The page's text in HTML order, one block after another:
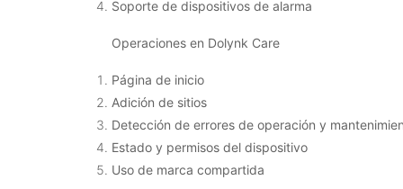
Soporte de dispositivos de alarma
Operaciones en Dolynk Care
Página de inicio
Adición de sitios
Detección de errores de operación y
Estado y permisos del dispositivo
Uso de marca compartida